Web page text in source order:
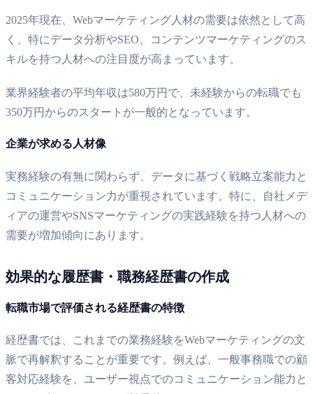
2025年現在、Webマーケティング人材の需要は依然として高
く、特にデータ分析やSEO、コンテンツマーケティングのス
キルを持つ人材への注目度が高まっています。
業界経験者の平均年収は580万円で、未経験からの転職でも
350万円からのスタートが一般的となっています。
企業が求める人材像
実務経験の有無に関わらず、データに基づく戦略立案能力と
コミュニケーション力が重視されています。特に、自社メデ
ィアの運営やSNSマーケティングの実践経験を持つ人材への
需要が増加傾向にあります。
効果的な履歴書・職務経歴書の作成
転職市場で評価される経歴書の特徴
経歴書では、これまでの業務経験をWebマーケティングの文
脈で再解釈することが重要です。例えば、一般事務職での顧
客対応経験を、ユーザー視点でのコミュニケーション能力と